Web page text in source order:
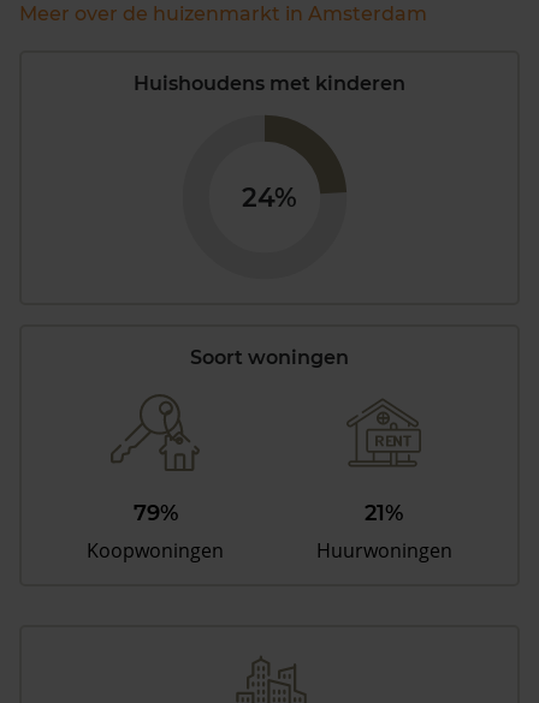
Meer over de huizenmarkt in Amsterdam
Huishoudens met kinderen
24%
Soort woningen
79%
Koopwoningen
21%
Huurwoningen